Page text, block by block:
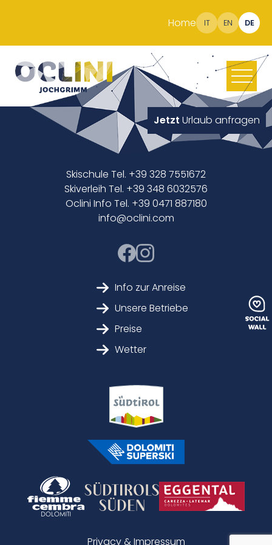
Home IT EN DE
Jetzt Urlaub anfragen
Skischule Tel. +39 328 7551672
Skiverleih Tel. +39 348 6032576
Oclini Info Tel. +39 0471 887180
info@oclini.com
Info zur Anreise
Unsere Betriebe
Preise
Wetter
Privacy & Impressum